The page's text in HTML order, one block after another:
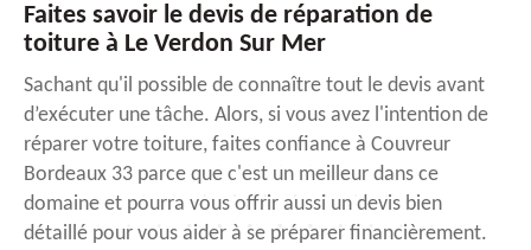
Faites savoir le devis de réparation de
toiture à Le Verdon Sur Mer
Sachant qu'il possible de connaître tout le devis avant
d’exécuter une tâche. Alors, si vous avez l'intention de
réparer votre toiture, faites confiance à Couvreur
Bordeaux 33 parce que c'est un meilleur dans ce
domaine et pourra vous offrir aussi un devis bien
détaillé pour vous aider à se préparer financièrement.